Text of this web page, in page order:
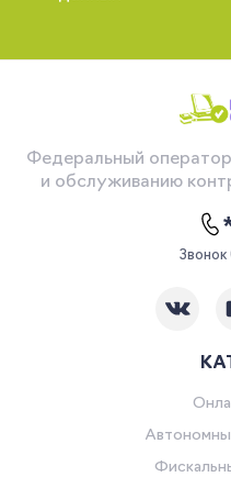
Федеральный
и обслуживанию
Звонок